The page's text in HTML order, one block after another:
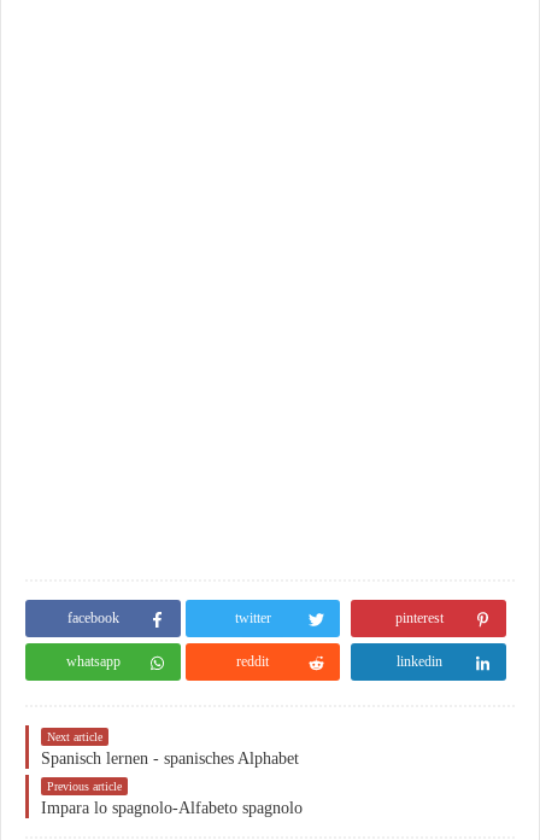
facebook twitter pinterest
whatsapp reddit linkedin
Next article
Spanisch lernen - spanisches Alphabet
Previous article
Impara lo spagnolo-Alfabeto spagnolo